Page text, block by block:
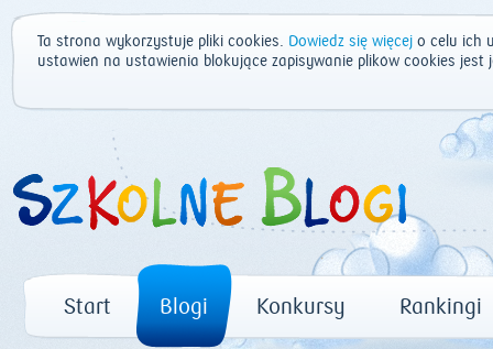
Ta strona wykorzystuje pliki cookies. Dowiedz się więcej o celu ich
ustawień na ustawienia blokujące zapisywanie plików cookies
Start Blogi Konkursy Rankingi